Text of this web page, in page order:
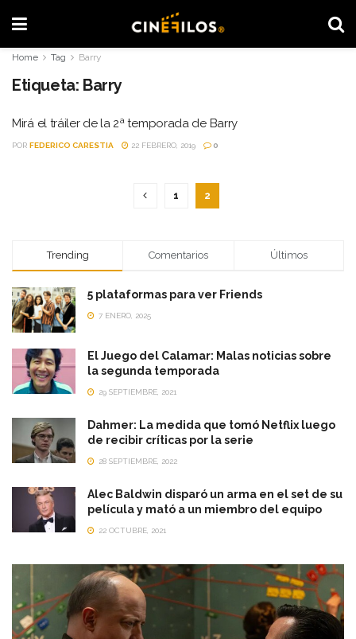
Home Tag Barry
Etiqueta: Barry
Mirá el tráiler de la 2ª temporada de Barry
POR FEDERICO CARESTIA 22 FEBRERO, 2019 0
1 2
Trending Comentarios Últimos
5 plataformas para ver Friends
7 ENERO, 2025
El Juego del Calamar: Malas noticias sobre
la segunda temporada
29 SEPTIEMBRE, 2021
Dahmer: La medida que tomó Netflix luego
de recibir críticas por la serie
28 SEPTIEMBRE, 2022
Alec Baldwin disparó un arma en el set de su
película y mató a un miembro del equipo
22 OCTUBRE, 2021